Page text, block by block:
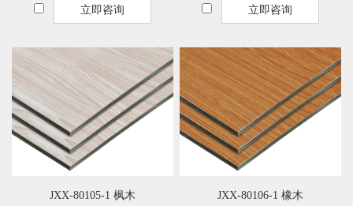
立即咨询 立即咨询
JXX-80105-1 枫木 JXX-80106-1 橡木